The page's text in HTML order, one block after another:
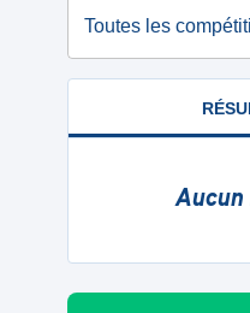
Toutes les
Aucun